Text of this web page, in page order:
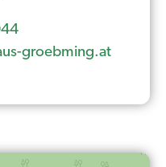
groebming.at